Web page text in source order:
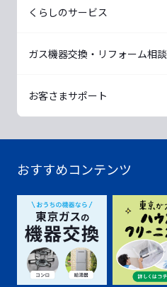
くらしのサービス
ガス機器交換・リフォーム相談
お客さまサポート
おすすめコンテンツ